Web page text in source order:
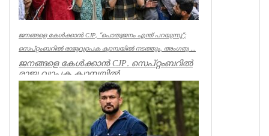
ജനങ്ങളെ കേൾക്കാൻ CJP, ”പൊതുജനം എന്ത് പറയുന്നു”;
സെപ്റ്റംബറിൽ രാജ്യവ്യാപക ക്യാമ്പയിൽ നടത്തും, അംഗത്വ ...
ജനങ്ങളെ കേൾക്കാൻ CJP. സെപ്റ്റംബറിൽ
രാജ്യ വ്യാപക ക്യാമ്പയിൽ
നടത്തും.”പൊതുജനം എന്ത് പറയുന്നു” എന്ന
പേ...
India